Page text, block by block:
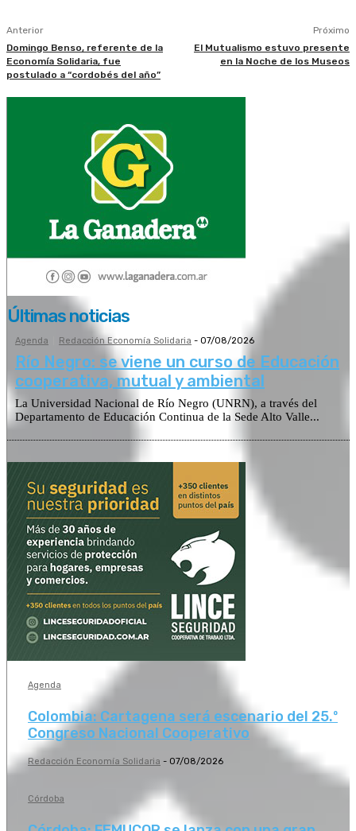
Anterior
Domingo Benso, referente de la
Economía Solidaria, fue
postulado a “cordobés del año”
Próximo
El Mutualismo estuvo presente
en la Noche de los Museos
Últimas noticias
Agenda Redacción Economía Solidaria - 07/08/2026
Río Negro: se viene un curso de Educación
cooperativa, mutual y ambiental
La Universidad Nacional de Río Negro (UNRN), a través del
Departamento de Educación Continua de la Sede Alto Valle...
Agenda
Colombia: Cartagena será escenario del 25.º
Congreso Nacional Cooperativo
Redacción Economía Solidaria - 07/08/2026
Córdoba